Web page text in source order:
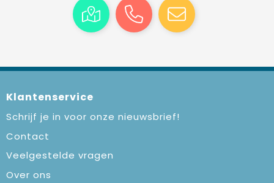
Klantenservice
Schrijf je in voor onze nieuwsbrief!
Contact
Veelgestelde vragen
Over ons